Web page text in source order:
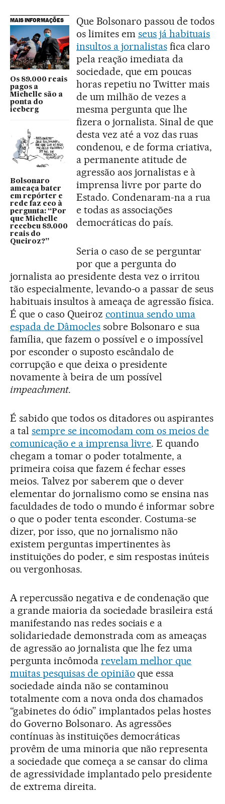
MAIS INFORMAÇÕES
Os 89.000 reais
pagos a
Michelle são a
ponta do
iceberg
Bolsonaro
ameaça bater
em repórter e
rede faz eco à
pergunta: “Por
que Michelle
recebeu 89.000
reais do
Queiroz?”
Que Bolsonaro passou de todos
os limites em seus já habituais
insultos a jornalistasfica claro
pela reação imediata da
sociedade, que em poucas
horas repetiu no Twitter mais
de um milhão de vezes a
mesma pergunta que lhe
fizera o jornalista. Sinal de que
desta vez até a voz das ruas
condenou, e de forma criativa,
a permanente atitude de
agressão aos jornalistas e à
imprensa livre por parte do
Estado. Condenaram-na a rua
e todas as associações
democráticas do país.
Seria o caso de se perguntar
por que a pergunta do
jornalista ao presidente desta vez o irritou
tão especialmente, levando-o a passar de seus
habituais insultos à ameaça de agressão física.
É que o caso Queiroz continua sendo uma
espada de Dâmoclessobre Bolsonaro e sua
família, que fazem o possível e o impossível
por esconder o suposto escândalo de
corrupção e que deixa o presidente
novamente à beira de um possível
impeachment.
É sabido que todos os ditadores ou aspirantes
a tal sempre se incomodam com os meios de
comunicação e a imprensa livre. E quando
chegam a tomar o poder totalmente, a
primeira coisa que fazem é fechar esses
meios. Talvez por saberem que o dever
elementar do jornalismo como se ensina nas
faculdades de todo o mundo é informar sobre
o que o poder tenta esconder. Costuma-se
dizer, por isso, que no jornalismo não
existem perguntas impertinentes às
instituições do poder, e sim respostas inúteis
ou vergonhosas.
A repercussão negativa e de condenação que
a grande maioria da sociedade brasileira está
manifestando nas redes sociais e a
solidariedade demonstrada com as ameaças
de agressão ao jornalista que lhe fez uma
pergunta incômoda revelam melhor que
muitas pesquisas de opinião que essa
sociedade ainda não se contaminou
totalmente com a nova onda dos chamados
“gabinetes do ódio” implantados pelas hostes
do Governo Bolsonaro. As agressões
contínuas às instituições democráticas
provêm de uma minoria que não representa
a sociedade que começa a se cansar do clima
de agressividade implantado pelo presidente
de extrema direita.